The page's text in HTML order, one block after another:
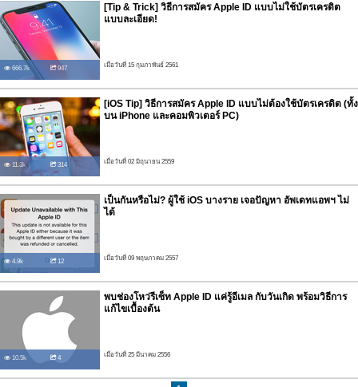
666.7k 947
[Tip & Trick] วิธีการสมัคร Apple ID แบบไม่ใช้บัตรเครดิต
แบบละเอียด!
เมื่อวันที่ 15 กุมภาพันธ์ 2561
11.3k 314
[iOS Tip] วิธีการสมัคร Apple ID แบบไม่ต้องใช้บัตรเครดิต (ทั้ง
บน iPhone และคอมพิวเตอร์ PC)
เมื่อวันที่ 02 มิถุนายน 2559
4.9k 12
เป็นกันหรือไม่? ผู้ใช้ iOS บางราย เจอปัญหา อัพเดทแอพฯ ไม่
ได้
เมื่อวันที่ 09 พฤษภาคม 2557
10.5k 4
พบช่องโหว่รีเซ็ท Apple ID แค่รู้อีเมล กับวันเกิด พร้อมวิธีการ
แก้ไขเบื้องต้น
เมื่อวันที่ 25 มีนาคม 2556